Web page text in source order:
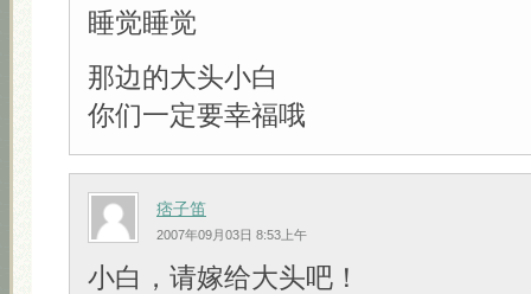
睡觉睡觉
那边的大头小白
你们一定要幸福哦
痞子笛
2007年09月03日 8:53上午
小白，请嫁给大头吧！